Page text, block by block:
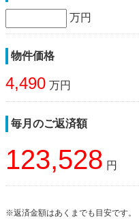
万円
物件価格
4,490 万円
毎月のご返済額
123,528 円
※返済金額はあくまでも目安です。